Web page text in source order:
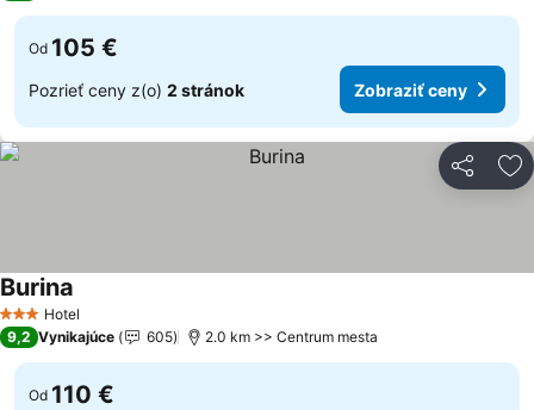
Od 105 €
Pozrieť ceny z(o) 2 stránok Zobraziť ceny
Zdieľať
3 Počet hviezdičiek
Hotel
Burina
9,2 Vynikajúce 605 2.0 km >> Centrum mesta
Od 110 €